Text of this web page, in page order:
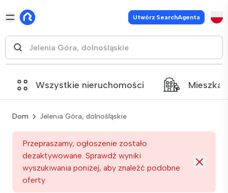
Utwórz SearchAgenta
Wszystkie nieruchomości
Dom Jelenia Góra, dolnośląskie
Przepraszamy, ogłoszenie zostało
dezaktywowane. Sprawdź wyniki
wyszukiwania poniżej, aby znaleźć podobne
oferty